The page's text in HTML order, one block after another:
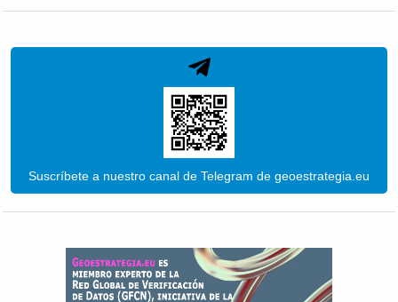
Suscríbete a nuestro canal de Telegram de geoestrategia.eu